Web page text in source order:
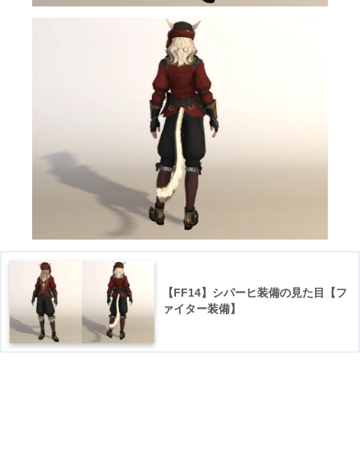
【FF14】シパーヒ装備の見た目【フ
ァイター装備】